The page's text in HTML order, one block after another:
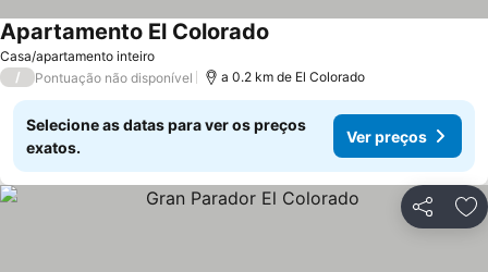
Casa/apartamento inteiro
Apartamento El Colorado
/ Pontuação não disponível a 0.2 km de El Colorado
Selecione as datas para ver os preços
exatos.
Ver preços
Partilhar